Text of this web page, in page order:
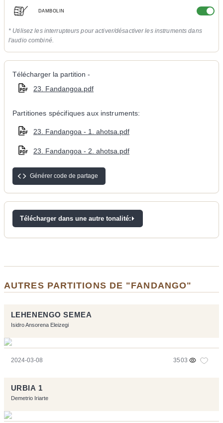
DAMBOLIN
* Utilisez les interrupteurs pour activer/désactiver les instruments dans
l'audio combiné.
Télécharger la partition -
23. Fandangoa.pdf
Partitiones spécifiques aux instruments:
23. Fandangoa - 1. ahotsa.pdf
23. Fandangoa - 2. ahotsa.pdf
Générer code de partage
Télécharger dans une autre tonalité:
AUTRES PARTITIONS DE "FANDANGO"
LEHENENGO SEMEA
Isidro Ansorena Eleizegi
2024-03-08 3503
URBIA 1
Demetrio Iriarte